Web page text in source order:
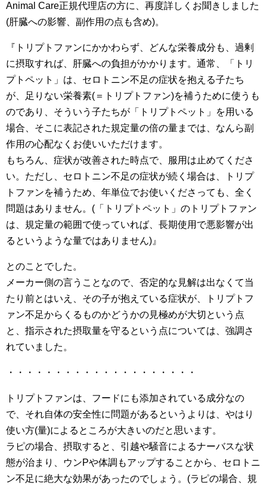
Animal Care正規代理店の方に、再度詳しくお聞きしました
(肝臓への影響、副作用の点も含め)。
『トリプトファンにかかわらず、どんな栄養成分も、過剰
に摂取すれば、肝臓への負担がかかります。通常、「トリ
プトペット」は、セロトニン不足の症状を抱える子たち
が、足りない栄養素(＝トリプトファン)を補うために使うも
のであり、そういう子たちが「トリプトペット」を用いる
場合、そこに表記された規定量の倍の量までは、なんら副
作用の心配なくお使いいただけます。
もちろん、症状が改善された時点で、服用は止めてくださ
い。ただし、セロトニン不足の症状が続く場合は、トリプ
トファンを補うため、年単位でお使いくださっても、全く
問題はありません。(「トリプトペット」のトリプトファン
は、規定量の範囲で使っていれば、長期使用で悪影響が出
るというような量ではありません)』
とのことでした。
メーカー側の言うことなので、否定的な見解は出なくて当
たり前とはいえ、その子が抱えている症状が、トリプトフ
ァン不足からくるものかどうかの見極めが大切という点
と、指示された摂取量を守るという点については、強調さ
れていました。
・・・・・・・・・・・・・・・・・・・・
トリプトファンは、フードにも添加されている成分なの
で、それ自体の安全性に問題があるというよりは、やはり
使い方(量)によるところが大きいのだと思います。
ラピの場合、摂取すると、引越や騒音によるナーバスな状
態が治まり、ウンPや体調もアップすることから、セロトニ
ン不足に絶大な効果があったのでしょう。(ラピの場合、規